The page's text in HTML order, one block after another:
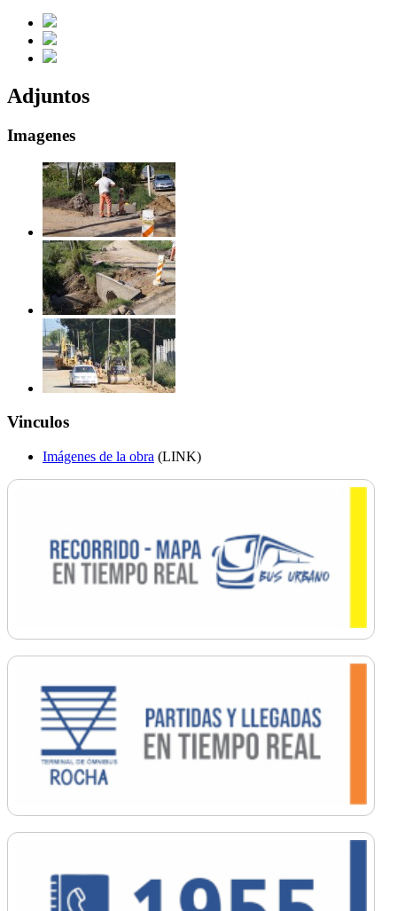
Adjuntos
Imagenes
Vinculos
Imágenes de la obra (LINK)